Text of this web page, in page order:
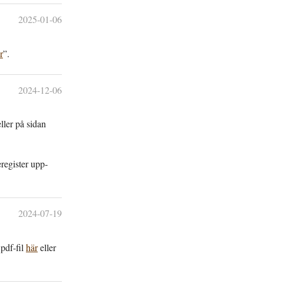
2025-01-06
”.
2024-12-06
på sidan
upp­
2024-07-19
pdf-fil häreller